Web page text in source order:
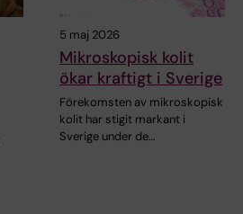
5 maj 2026
Mikroskopisk kolit
ökar kraftigt i Sverige
Förekomsten av mikroskopisk
kolit har stigit markant i
Sverige under de…